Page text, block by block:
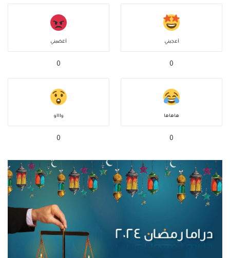
أعجبني
0
أغضبني
0
هاهاها
0
واااو
0